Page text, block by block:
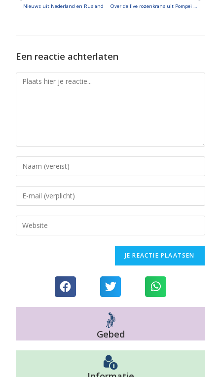
Nieuws uit Nederland en Rusland Over de live rozenkrans uit Pompei op 7 oktober en over de vergadering van de Radio Maria’s in Amerika
Een reactie achterlaten
Gebed